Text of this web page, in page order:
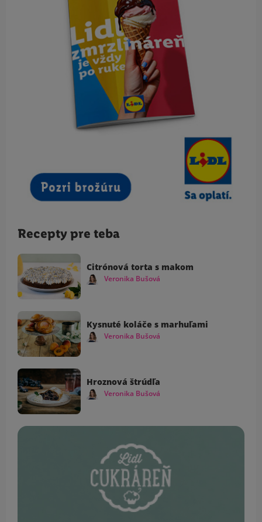
Recepty pre teba
Citrónová torta s makom
Veronika Bušová
Kysnuté koláče s marhuľami
Veronika Bušová
Hroznová štrúdľa
Veronika Bušová